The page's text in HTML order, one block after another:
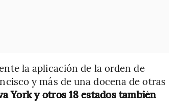
la aplicación de la orden de
y más de una docena de otras
York y otros 18 estados también